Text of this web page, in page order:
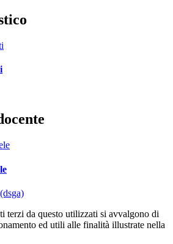
terzi da questo utilizzati si avvalgono di
ed utili alle finalità illustrate nella